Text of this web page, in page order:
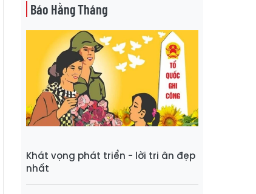
Báo Hằng Tháng
Khát vọng phát triển - lời tri ân đẹp
nhất